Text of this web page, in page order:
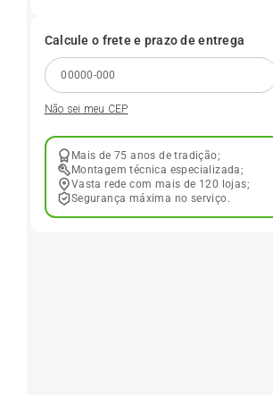
Calcule o frete e prazo de entrega
Não sei meu CEP
Mais de 75 anos de tradição;
Montagem técnica especializada;
Vasta rede com mais de 120 lojas;
Segurança máxima no serviço.
185 60r15
195 55r15